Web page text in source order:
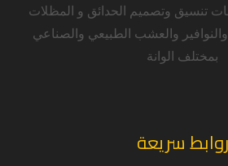
تنسيق وتصميم الحدائق و المظلات
والعشب الطبيعي والصناعي
بمختلف الوانة
روابط سريعة